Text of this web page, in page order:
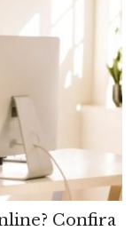
Confira